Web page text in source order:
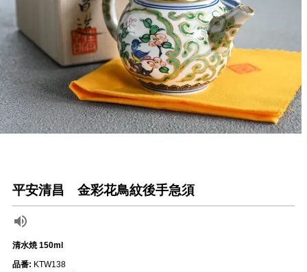
平安清昌 金彩花鳥紋後手急須
清水焼 150ml
品番: KTW138